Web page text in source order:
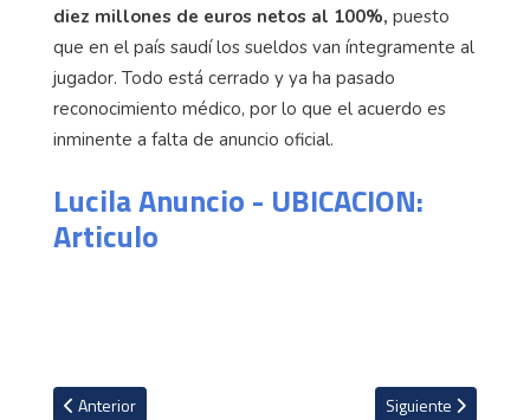
diez millones de euros netos al 100%, puesto
que en el país saudí los sueldos van íntegramente al
jugador. Todo está cerrado y ya ha pasado
reconocimiento médico, por lo que el acuerdo es
inminente a falta de anuncio oficial.
Lucila Anuncio - UBICACION:
Articulo
Artículo anterior: Presidente de Corea del Sur declara
Anterior Artículo siguiente:
Siguiente